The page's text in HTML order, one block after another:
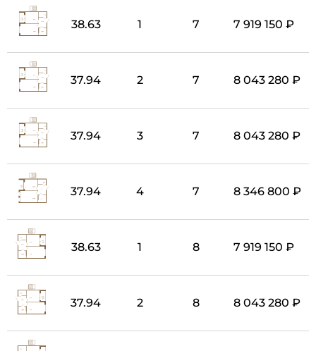
38.63 1 7 7 919 150 ₽
37.94 2 7 8 043 280 ₽
37.94 3 7 8 043 280 ₽
37.94 4 7 8 346 800 ₽
38.63 1 8 7 919 150 ₽
37.94 2 8 8 043 280 ₽